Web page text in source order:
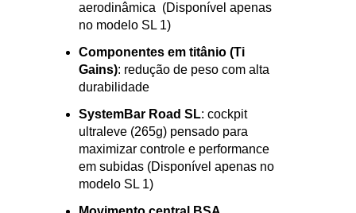
aumentam aeficiência
aerodinâmica (Disponível apenas
no modelo SL 1)
Componentes em titânio (Ti
durabilidade
SystemBar Road SL
: cockpit
ultraleve (265g)
pensado para
maximizar controle e performance
em subidas (